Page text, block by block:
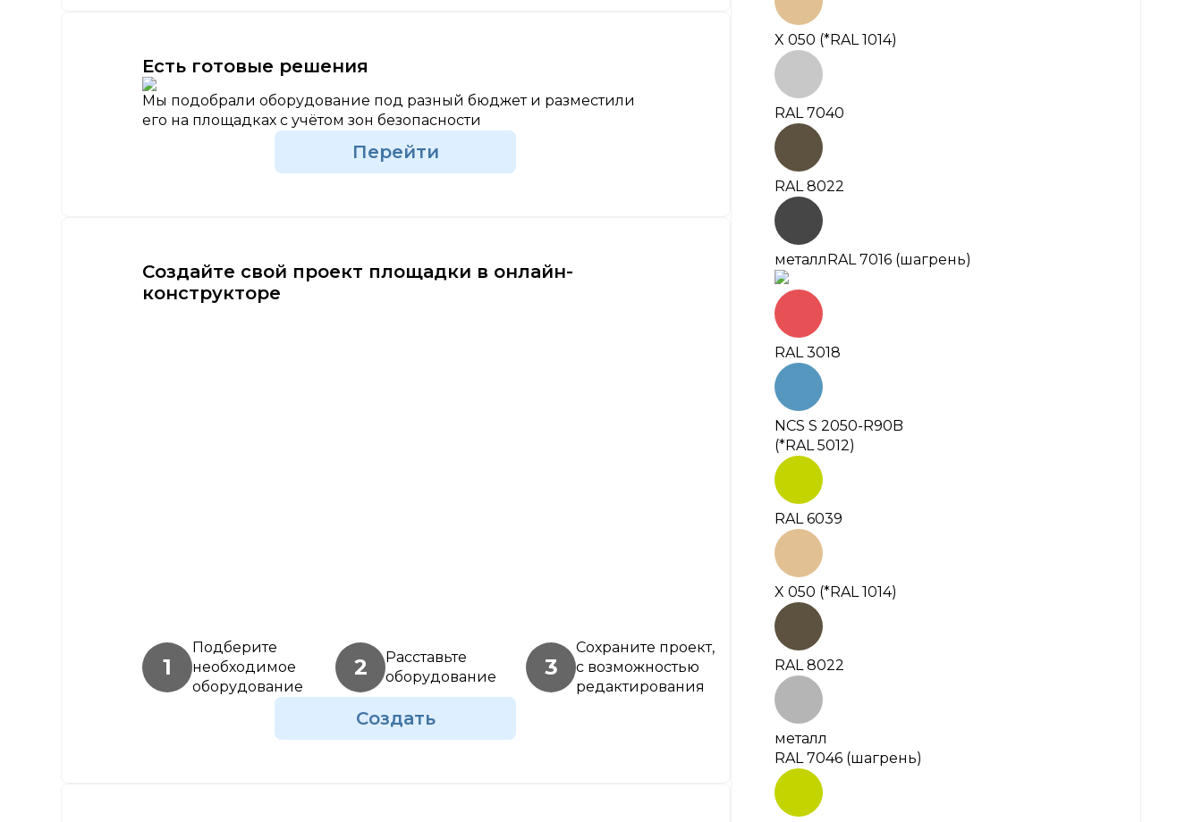
Есть готовые решения
Мы подобрали оборудование под разный бюджет и разместили
его на площадках с учётом зон безопасности
Перейти
Создайте свой проект площадки в онлайн-
конструкторе
1
Подберите
необходимое
оборудование
2
Расставьте
оборудование
3
Сохраните проект,
с возможностью
редактирования
Создать
X 050 (*RAL 1014)
RAL 7040
RAL 8022
металлRAL 7016 (шагрень)
RAL 3018
NCS S 2050-R90B
(*RAL 5012)
RAL 6039
X 050 (*RAL 1014)
RAL 8022
металл
RAL 7046 (шагрень)